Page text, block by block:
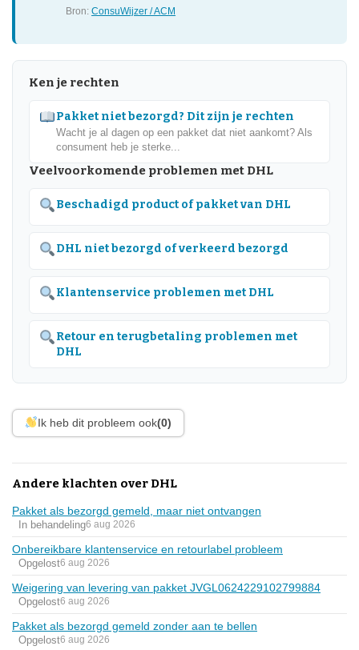
Bron:ConsuWijzer / ACM
Ken je rechten
Pakket niet bezorgd? Dit zijn je rechten
Wacht je al dagen op een pakket dat niet aankomt? Als
consument heb je sterke...
Veelvoorkomende problemen met DHL
Beschadigd product of pakket van DHL
DHL niet bezorgd of verkeerd bezorgd
Klantenservice problemen met DHL
Retour en terugbetaling problemen met
DHL
Ik heb dit probleem ook(0)
Andere klachten over DHL
Pakket als bezorgd gemeld, maar niet ontvangen
In behandeling6 aug 2026
Onbereikbare klantenservice en retourlabel probleem
Opgelost6 aug 2026
Weigering van levering van pakket JVGL0624229102799884
Opgelost6 aug 2026
Pakket als bezorgd gemeld zonder aan te bellen
Opgelost6 aug 2026